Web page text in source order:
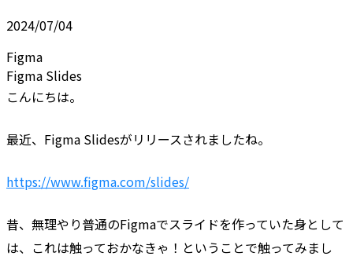
2024/07/04
Figma
Figma Slides
こんにちは。
最近、Figma Slidesがリリースされましたね。
https://www.figma.com/slides/
昔、無理やり普通のFigmaでスライドを作っていた身として
は、これは触っておかなきゃ！ということで触ってみまし